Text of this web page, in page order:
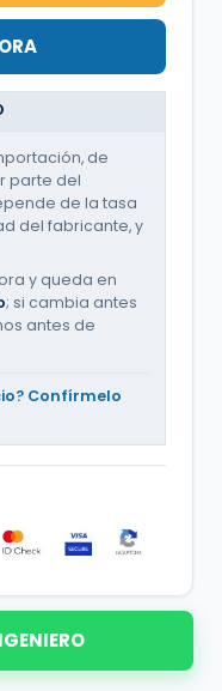
de
parte del
de la tasa
del fabricante, y
y queda en
; si cambia antes
antes de
Confírmelo